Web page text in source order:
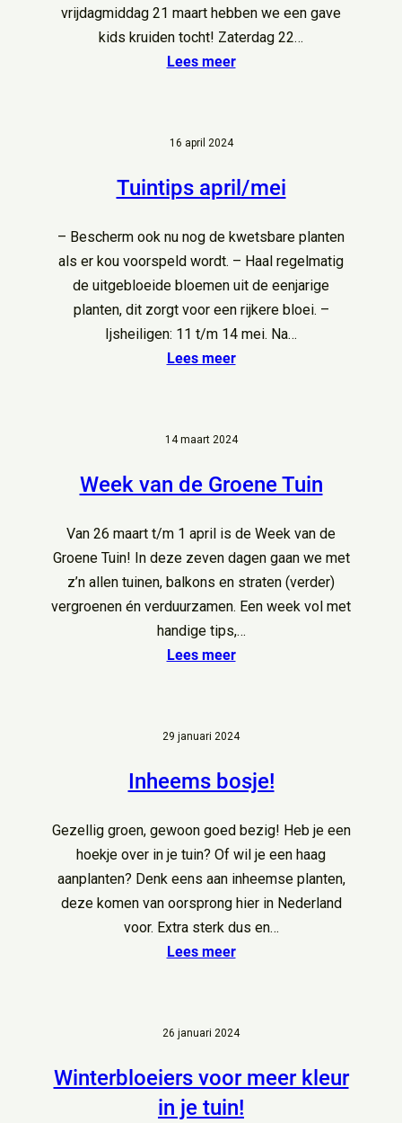
vrijdagmiddag 21 maart hebben we een gave
kids kruiden tocht! Zaterdag 22…
Lees meer
16 april 2024
Tuintips april/mei
– Bescherm ook nu nog de kwetsbare planten
als er kou voorspeld wordt. – Haal regelmatig
de uitgebloeide bloemen uit de eenjarige
planten, dit zorgt voor een rijkere bloei. –
Ijsheiligen: 11 t/m 14 mei. Na…
Lees meer
14 maart 2024
Week van de Groene Tuin
Van 26 maart t/m 1 april is de Week van de
Groene Tuin! In deze zeven dagen gaan we met
z’n allen tuinen, balkons en straten (verder)
vergroenen én verduurzamen. Een week vol met
handige tips,…
Lees meer
29 januari 2024
Inheems bosje!
Gezellig groen, gewoon goed bezig! Heb je een
hoekje over in je tuin? Of wil je een haag
aanplanten? Denk eens aan inheemse planten,
deze komen van oorsprong hier in Nederland
voor. Extra sterk dus en…
Lees meer
26 januari 2024
Winterbloeiers voor meer kleur
in je tuin!